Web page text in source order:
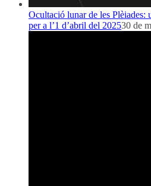
Ocultació lunar de les Plèiades:
per a l’1 d’abril del 202530 de